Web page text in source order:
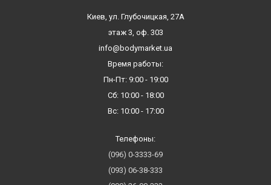
Киев, ул. Глубочицкая, 27А
этаж 3, оф. 303
info@bodymarket.ua
Время работы:
Пн-Пт: 9:00 - 19:00
Сб: 10:00 - 18:00
Вс: 10:00 - 17:00
Телефоны:
(096) 0-3333-69
(093) 06-38-333